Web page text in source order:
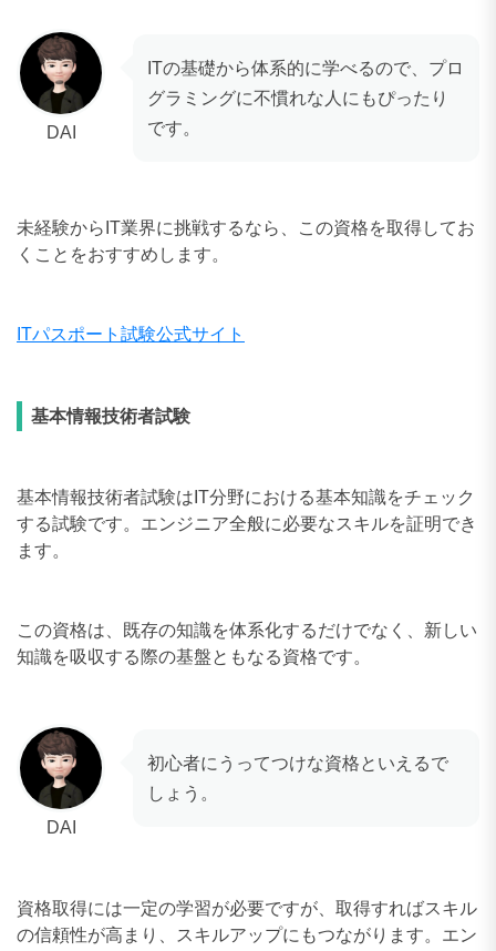
DAI
ITの基礎から体系的に学べるので、プロ
グラミングに不慣れな人にもぴったり
です。
未経験からIT業界に挑戦するなら、この資格を取得してお
くことをおすすめします。
ITパスポート試験公式サイト
基本情報技術者試験
基本情報技術者試験はIT分野における基本知識をチェック
する試験です。エンジニア全般に必要なスキルを証明でき
ます。
この資格は、既存の知識を体系化するだけでなく、新しい
知識を吸収する際の基盤ともなる資格です。
DAI
初心者にうってつけな資格といえるで
しょう。
資格取得には一定の学習が必要ですが、取得すればスキル
の信頼性が高まり、スキルアップにもつながります。エン